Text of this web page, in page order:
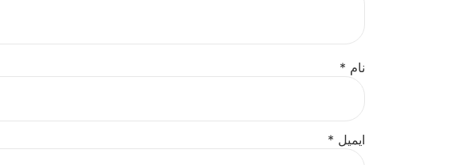
نام *
ایمیل *